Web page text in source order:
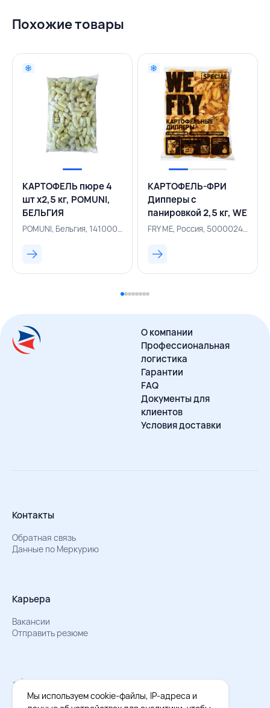
Похожие товары
КАРТОФЕЛЬ пюре 4
шт х2,5 кг, POMUNI,
БЕЛЬГИЯ
POMUNI, Бельгия, 141000895
КАРТОФЕЛЬ-ФРИ
Дипперы с
панировкой 2,5 кг, WE
FRY, РОССИЯ
FRY ME, Россия, 500002462
О компании
Профессиональная
логистика
Гарантии
FAQ
Документы для
клиентов
Условия доставки
Контакты
Обратная связь
Данные по Меркурию
Карьера
Вакансии
Отправить резюме
Мы в Телеграм
Документы об обработке персональных данных
Охрана труда – результаты СОУТ
Мы используем cookie-файлы, IP-адреса и